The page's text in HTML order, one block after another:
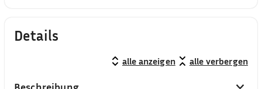
Details
alle anzeigen alle verbergen